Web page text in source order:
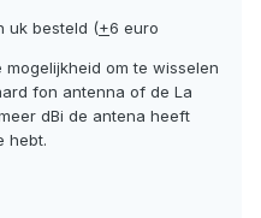
uk besteld (+6 euro
mogelijkheid om te wisselen
fon antenna of de La
dBi de antena heeft
hebt.